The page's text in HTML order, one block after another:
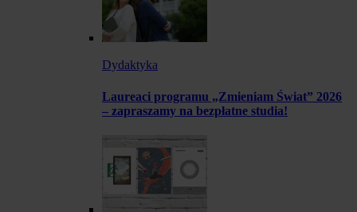
Dydaktyka
Laureaci programu „Zmieniam Świat” 2026
– zapraszamy na bezpłatne studia!